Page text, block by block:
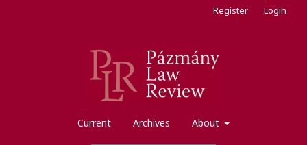
Current Archives About
Register Login